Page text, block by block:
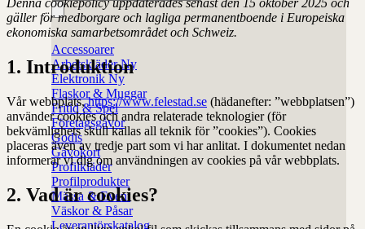
Accessoarer
Arbetskläder
Elektronik
Flaskor & Muggar
Fritid & Spel
Företagsgåvor
Godis
Gåvokort
Profilkläder
Profilprodukter
Mässa & Event
Väskor & Påsar
Leverantörskatalog
Denna cookiepolicy uppdaterades senast den 15 oktober 2025 och
gäller för medborgare och lagliga permanentboende i Europeiska
ekonomiska samarbetsområdet och Schweiz.
1. Introduktion
Vår webbplats,https://www.felestad.se (hädanefter: ”webbplatsen”)
använder cookies och andra relaterade teknologier (för
bekvämlighets skull kallas all teknik för ”cookies”). Cookies
placeras även av tredje part som vi har anlitat. I dokumentet nedan
informerar vi dig om användningen av cookies på vår webbplats.
2. Vad är cookies?